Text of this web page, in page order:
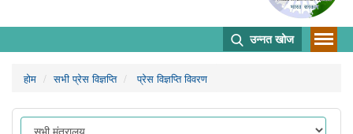
उन्नत खोज
होम सभी प्रेस विज्ञप्ति प्रेस विज्ञप्ति विवरण